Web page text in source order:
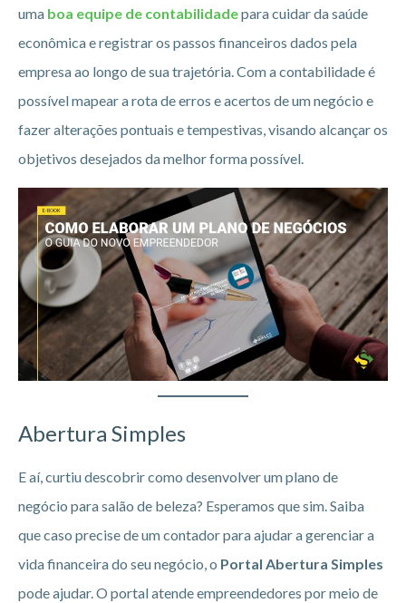
uma boa equipe de contabilidadepara cuidar da saúde
econômica e registrar os passos financeiros dados pela
empresa ao longo de sua trajetória. Com a contabilidade é
possível mapear a rota de erros e acertos de um negócio e
fazer alterações pontuais e tempestivas, visando alcançar os
objetivos desejados da melhor forma possível.
Abertura Simples
E aí, curtiu descobrir como desenvolver um plano de
negócio para salão de beleza? Esperamos que sim. Saiba
que caso precise de um contador para ajudar a gerenciar a
vida financeira do seu negócio, o Portal Abertura Simples
pode ajudar. O portal atende empreendedores por meio de